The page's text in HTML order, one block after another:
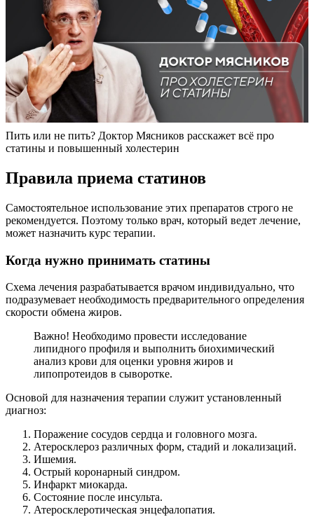
Пить или не пить? Доктор Мясников расскажет всё про
статины и повышенный холестерин
Правила приема статинов
Самостоятельное использование этих препаратов строго не
рекомендуется. Поэтому только врач, который ведет лечение,
может назначить курс терапии.
Когда нужно принимать статины
Схема лечения разрабатывается врачом индивидуально, что
подразумевает необходимость предварительного определения
скорости обмена жиров.
Важно! Необходимо провести исследование
липидного профиля и выполнить биохимический
анализ крови для оценки уровня жиров и
липопротеидов в сыворотке.
Основой для назначения терапии служит установленный
диагноз:
Поражение сосудов сердца и головного мозга.
Атеросклероз различных форм, стадий и локализаций.
Ишемия.
Острый коронарный синдром.
Инфаркт миокарда.
Состояние после инсульта.
Атеросклеротическая энцефалопатия.